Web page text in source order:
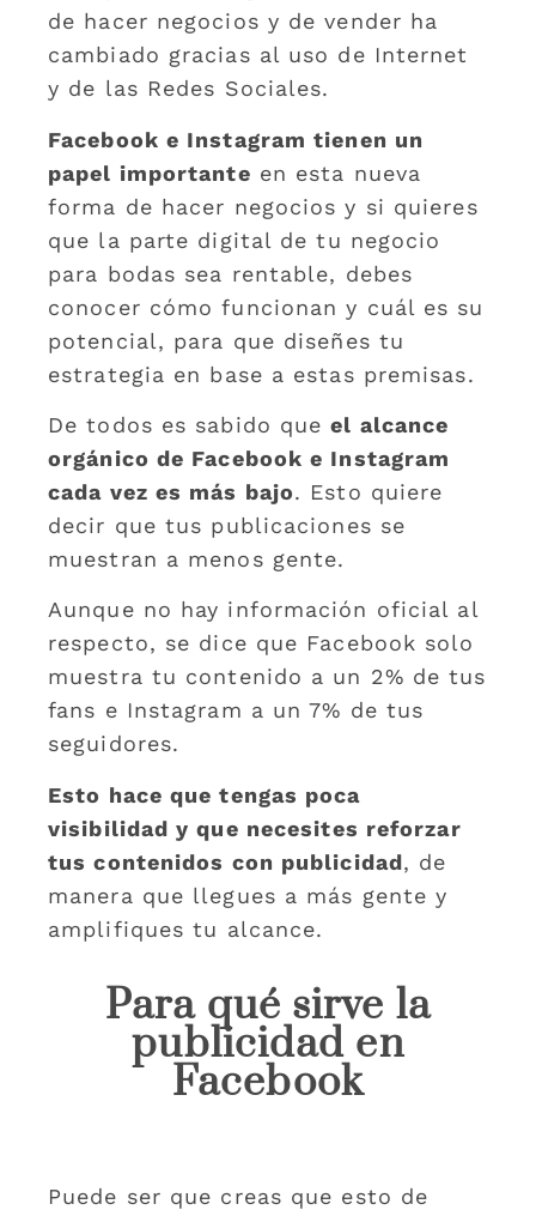
de hacer negocios y de vender ha
cambiado gracias al uso de Internet
y de las Redes Sociales.
Facebook e Instagram tienen un
papel importante en esta nueva
forma de hacer negocios y si quieres
que la parte digital de tu negocio
para bodas sea rentable, debes
conocer cómo funcionan y cuál es su
potencial, para que diseñes tu
estrategia en base a estas premisas.
De todos es sabido queel alcance
orgánico de Facebook e Instagram
cada vez es más bajo. Esto quiere
decir que tus publicaciones se
muestran a menos gente.
Aunque no hay información oficial al
respecto, se dice que Facebook solo
muestra tu contenido a un 2% de tus
fans e Instagram a un 7% de tus
seguidores.
Esto hace que tengas poca
visibilidad y que necesites reforzar
tus contenidos con publicidad, de
manera que llegues a más gente y
amplifiques tu alcance.
Para qué sirve la
publicidad en
Facebook
Puede ser que creas que esto de